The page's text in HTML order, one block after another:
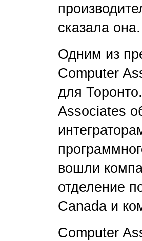
сказала она.
Одним из
Computer
для
Associates
вошли
отделение
Canada и
Computer